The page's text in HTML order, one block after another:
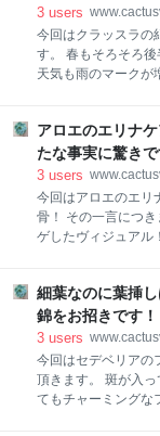
ぽいって言えばカン
ンブレーカーズちゃ
か良い感じに大きく
リメ缶に３～４頭が
～！』って感じにこ
チョンパ案件のネオ
げで他の連中の生育
行ってみまし
3 users
今回はクラッスラの
す。 春もそろそろ
天気も雨のマークが
かね？ そんな多肉
続きますが作物を作
『雨は嫌だな～』と
れから来る梅雨はや
なヘビーなシーズン
ゃん... 日差しが強く
末... スタンダードな
とげておりますから
和感を感じざるおえ
期
アロエのエリナ
たな事実に驚き
3 users
今回はアロエのエリ
骨！ その一言につ
ゲしたヴィジュアル
めではありますがそ
植物にはリスクの高
植え替えてみます！
鉢から抜いた事が
以前のオーナーさん
用土で育てていたの
細葉なのに葉挿
錦をお招きです
3 users
今回はセデベリアの
頂きます。 斑が入
てもチャーミングな